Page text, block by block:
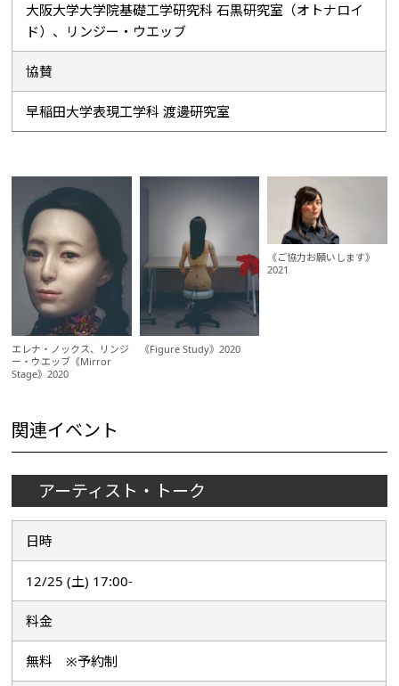
大阪大学大学院基礎工学研究科 石黒研究室（オトナロイ
ド）、リンジー・ウエッブ
協賛
早稲田大学表現工学科 渡邊研究室
エレナ・ノックス、リンジ
ー・ウエッブ《Mirror
Stage》2020
《Figure Study》2020
《ご協力お願いします》
2021
関連イベント
アーティスト・トーク
日時
12/25 (土) 17:00-
料金
無料 ※予約制